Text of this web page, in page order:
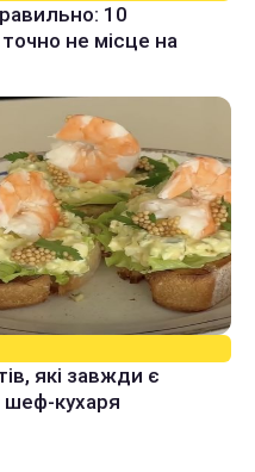
10
не місце на
які завжди є
шеф-кухаря